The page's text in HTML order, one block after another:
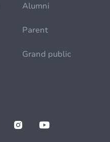
Alumni
Parent
Grand public